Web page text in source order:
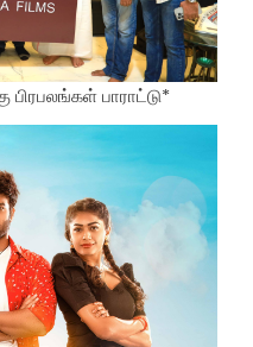
பிரபலங்கள் பாராட்டு*